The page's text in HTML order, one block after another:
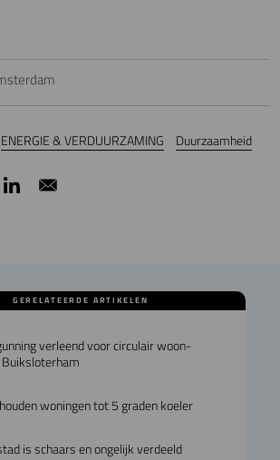
ENERGIE & VERDUURZAMING Duurzaamheid
GERELATEERDE ARTIKELEN
verleend voor circulair woon-
woningen tot 5 graden koeler
is schaars en ongelijk verdeeld